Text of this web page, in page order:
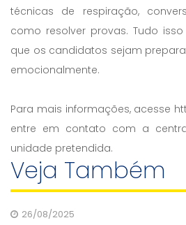
técnicas de respiração,
como resolver provas. Tudo
que os candidatos sejam
emocionalmente.
Para mais informações, acesse
entre em contato com a
unidade pretendida.
Veja Também
26/08/2025